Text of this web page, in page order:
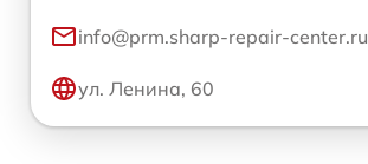
info@prm.sharp-repair-center.ru
ул. Ленина, 60